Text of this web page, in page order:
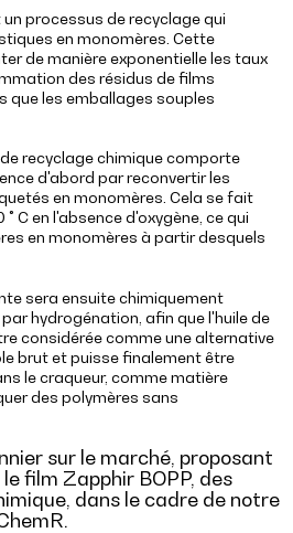
processus de recyclage qui
en monomères. Cette
de manière exponentielle les taux
des résidus de films
que les emballages souples
recyclage chimique comporte
d'abord par reconvertir les
en monomères. Cela se fait
C en l'absence d'oxygène, ce qui
en monomères à partir desquels
sera ensuite chimiquement
hydrogénation, afin que l'huile de
considérée comme une alternative
brut et puisse finalement être
le craqueur, comme matière
des polymères sans
sur le marché, proposant
film Zapphir BOPP, des
dans le cadre de notre